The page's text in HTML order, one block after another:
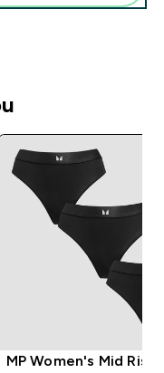
MP Women's Mid Rise